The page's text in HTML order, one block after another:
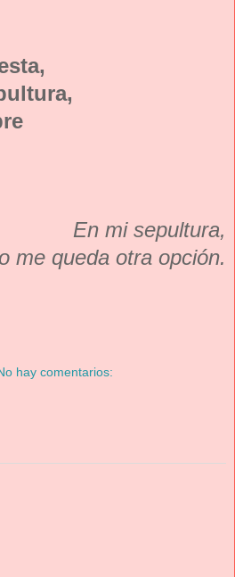
En mi sepultura,
me queda otra opción.
hay comentarios: